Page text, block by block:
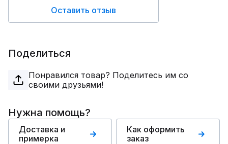
Оставить отзыв
Поделиться
Понравился товар? Поделитесь им со
своими друзьями!
Нужна помощь?
Доставка и
примерка
Как оформить
заказ